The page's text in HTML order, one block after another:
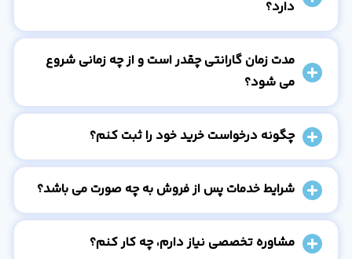
دارد؟
مدت زمان گارانتی چقدر است و از چه زمانی شروع
می شود؟
چگونه درخواست خرید خود را ثبت کنم؟
شرایط خدمات پس از فروش به چه صورت می باشد؟
مشاوره تخصصی نیاز دارم، چه کار کنم؟